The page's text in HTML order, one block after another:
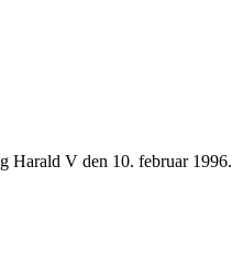
Harald V den 10. februar 1996.